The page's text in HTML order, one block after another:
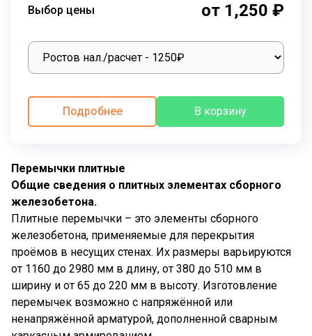
Выбор цены от 1,250 ₽
Подробнее В корзину
Перемычки плитные
Общие сведения о плитных элементах сборного
железобетона.
Плитные перемычки – это элементы сборного
железобетона, применяемые для перекрытия
проёмов в несущих стенах. Их размеры варьируются
от 1160 до 2980 мм в длину, от 380 до 510 мм в
ширину и от 65 до 220 мм в высоту. Изготовление
перемычек возможно с напряжённой или
ненапряжённой арматурой, дополненной сварным